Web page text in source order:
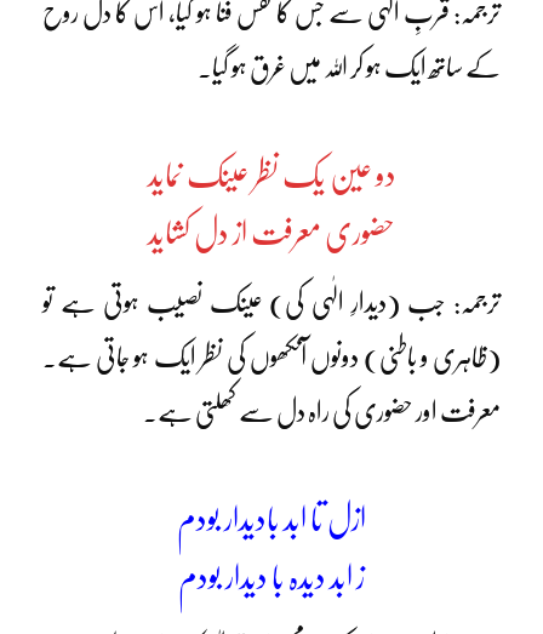
ترجمہ: قربِ الٰہی سے جس کا نفس فنا ہو گیا، اس کا دل روح
کے ساتھ ایک ہو کر اللہ میں غرق ہو گیا۔
دو عین یک نظر عینک نماید
حضوری معرفت از دل کشاید
ترجمہ: جب (دیدارِ الٰہی کی) عینک نصیب ہوتی ہے تو
(ظاہری و باطنی) دونوں آنکھوں کی نظر ایک ہو جاتی ہے۔
معرفت اور حضوری کی راہ دل سے کھلتی ہے۔
ازل تا ابد بادیدار بودم
ز ابد دیدہ با دیدار بودم